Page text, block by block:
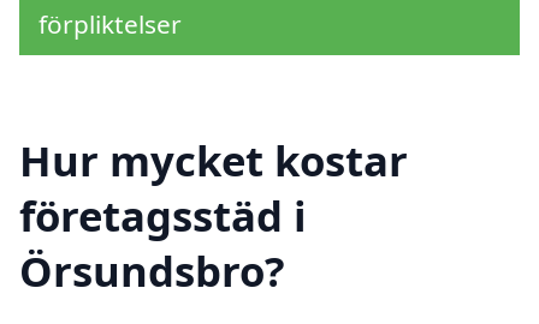
förpliktelser
Hur mycket kostar
företagsstäd i
Örsundsbro?